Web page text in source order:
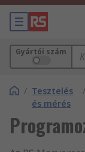
Gyártói szám
/ Tesztelés
és mérés
/